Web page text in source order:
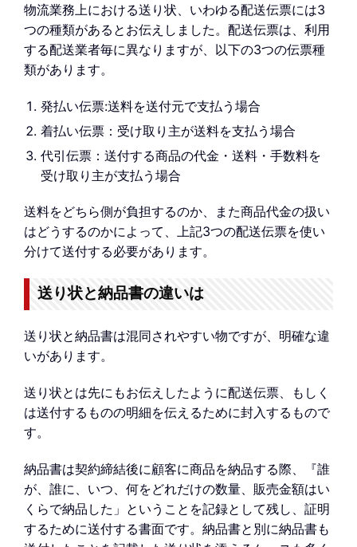
物流業務上における送り状、いわゆる配送伝票には3
つの種類があるとお伝えしました。配送伝票は、利用
する配送業者毎に異なりますが、以下の3つの伝票種
類があります。
発払い伝票:送料を送付元で支払う場合
着払い伝票：受け取り主が送料を支払う場合
代引伝票：送付する商品の代金・送料・手数料を
受け取り主が支払う場合
送料をどちら側が負担するのか、また商品代金の扱い
はどうするのかによって、上記3つの配送伝票を使い
分けて送付する必要があります。
送り状と納品書の違いは
送り状と納品書は混同されやすい物ですが、明確な違
いがあります。
送り状とは先にもお伝えしたように配送伝票、もしく
は送付するものの明細を伝えるために封入するもので
す。
納品書は契約締結後に顧客に商品を納品する際、『誰
が、誰に、いつ、何をどれだけの数量、販売金額はい
くらで納品した」ということを記録として残し、証明
するために送付する書面です。納品書と別に納品書も